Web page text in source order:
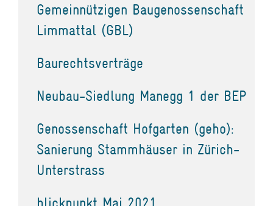
Gemeinnützigen Baugenossenschaft
Limmattal (GBL)
Baurechtsverträge
Neubau-Siedlung Manegg 1 der BEP
Genossenschaft Hofgarten (geho):
Sanierung Stammhäuser in Zürich-
Unterstrass